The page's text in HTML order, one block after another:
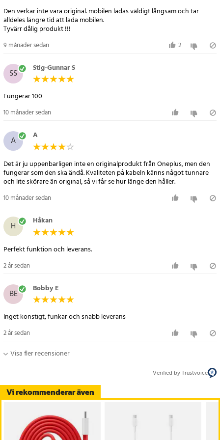
Vi rekommenderar även
Den verkar inte vara original. mobilen ladas väldigt långsam och tar
alldeles längre tid att lada mobilen.
Tyvärr dålig produkt !!!
9 månader sedan 2
SS Stig-Gunnar S
Fungerar 100
10 månader sedan
A A
Det är ju uppenbarligen inte en originalprodukt från Oneplus, men den
fungerar som den ska ändå. Kvaliteten på kabeln känns något tunnare
och lite skörare än original, så vi får se hur länge den håller.
10 månader sedan
H Håkan
Perfekt funktion och leverans.
2 år sedan
BE Bobby E
Inget konstigt, funkar och snabb leverans
2 år sedan
Visa fler recensioner
Verified by Trustvoice